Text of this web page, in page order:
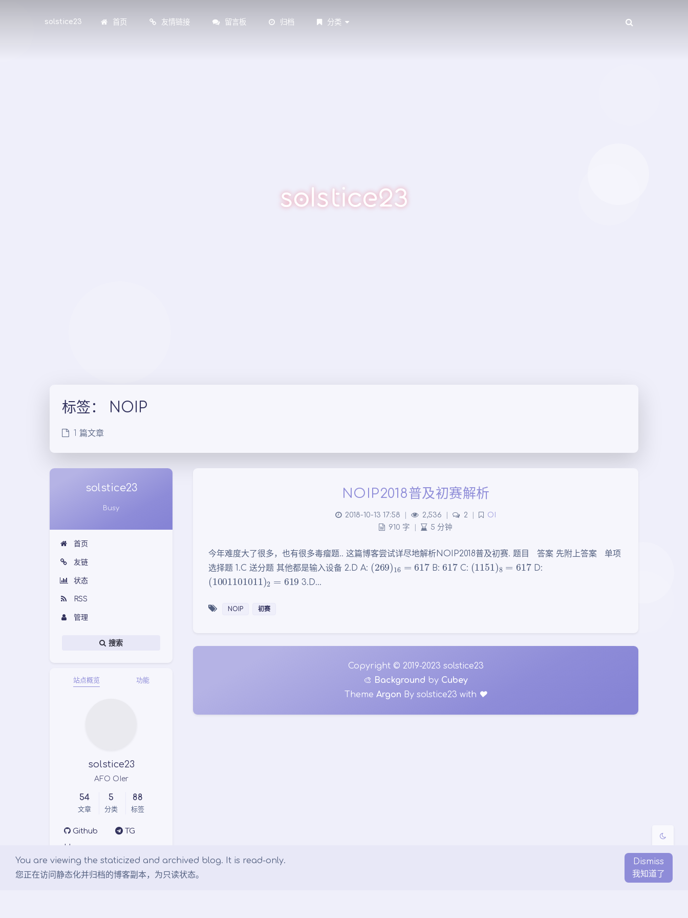
solstice23 首页 友情链接 留言板 归档 分类
夜间模式
标签： NOIP
1 篇文章
solstice23
Busy
首页
友链
状态
RSS
管理
搜索
站点概览 功能
solstice23
AFO OIer
54
文章
5
分类
88
标签
Github
TG
Links
NOIP2018普及初赛解析
2018-10-13 17:58 2,536 2
OI
910 字
5 分钟
今年难度大了很多，也有很多毒瘤题.. 这篇博客尝试详尽地解析NOIP2018普及初赛. 题目 答案 先附上答案 单项
选择题 1.C 送分题 其他都是输入设备 2.D A: (269) 617 B:617 C: (1151) 8 617 D:
(1001101011) 2 = 3.D…
NOIP 初赛
Copyright © 2019-2023 solstice23
🎨 Background by Cubey
Theme Argon By solstice23 with ♥
You are viewing the staticized and archived blog. It is read-only.
您正在访问静态化并归档的博客副本，为只读状态。
Dismiss
我知道了